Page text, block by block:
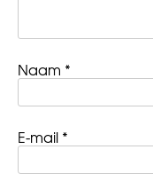
Naam *
E-mail *